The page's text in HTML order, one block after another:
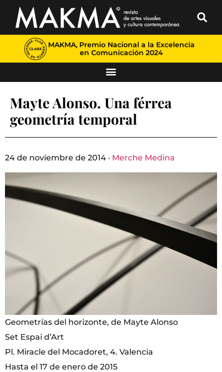
MAKMA, Premio Nacional a la Excelencia
en Comunicación 2024
Mayte Alonso. Una férrea
geometría temporal
24 de noviembre de 2014 · Merche Medina
Geometrías del horizonte, de Mayte Alonso
Set Espai d’Art
Pl. Miracle del Mocadoret, 4. Valencia
Hasta el 17 de enero de 2015